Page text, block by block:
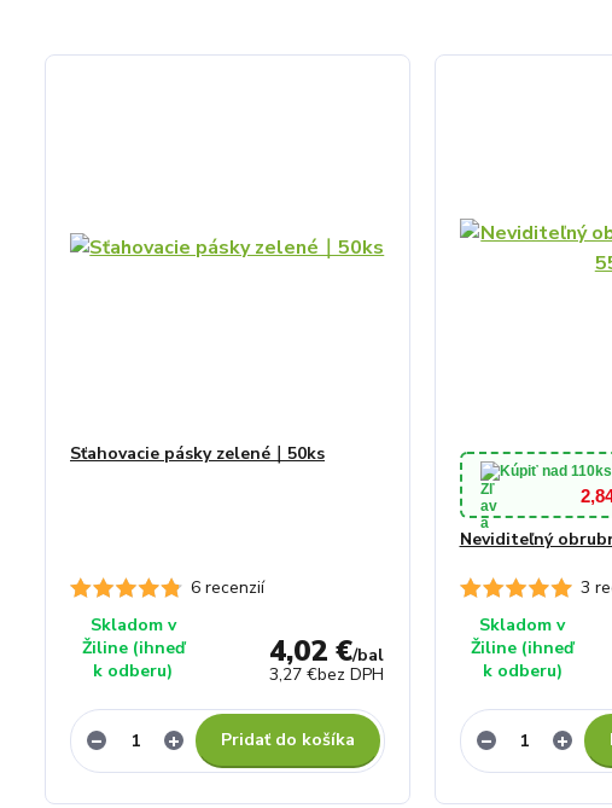
6 recenzií
Sťahovacie pásky zelené｜50ks
4,02 €/bal
3,27 €bez DPH
Skladom v
Žiline (ihneď
k odberu)
Pridať do košíka
Kúpiť nad 110ks
3
Neviditeľný
Skladom v
Žiline (ihneď
k odberu)